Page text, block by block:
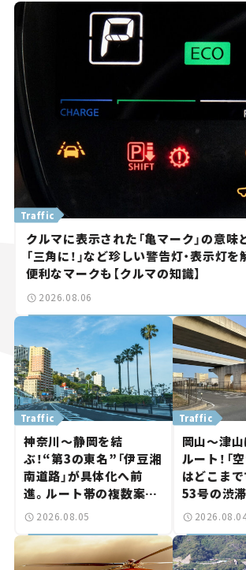
クルマに表示された「亀マーク」の意味
「三角に！」など珍しい警告灯・表示灯
便利なマークも【クルマの知識】
Traffic
2026.08.06
神奈川～静岡を結
ぶ！“第3の東名”「伊豆湘
南道路」が具体化へ前
進。ルート帯の複数案検
討へ。熱海まで信号ゼロ
が実現？ 【いま気になる
道路計画】
Traffic
2026.08.05
岡山～津
ルート！「
はどこま
53号の渋滞
岡山市側で
ま気になる
Traffic